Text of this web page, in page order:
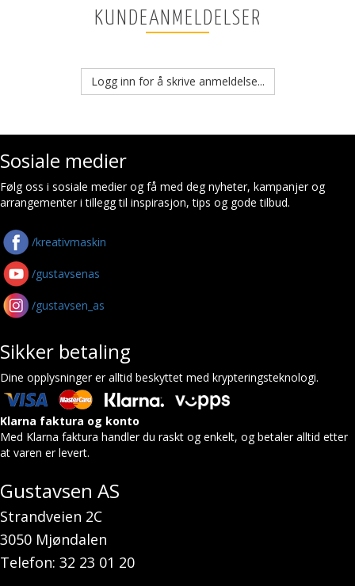
KUNDEANMELDELSER
Logg inn for å skrive anmeldelse...
Sosiale medier
Følg oss i sosiale medier og få med deg nyheter, kampanjer og
arrangementer i tillegg til inspirasjon, tips og gode tilbud.
/kreativmaskin
/gustavsenas
/gustavsen_as
Sikker betaling
Dine opplysninger er alltid beskyttet med krypteringsteknologi.
Klarna faktura og konto
Med Klarna faktura handler du raskt og enkelt, og betaler alltid etter
at varen er levert.
Gustavsen AS
Strandveien 2C
3050 Mjøndalen
Telefon: 32 23 01 20